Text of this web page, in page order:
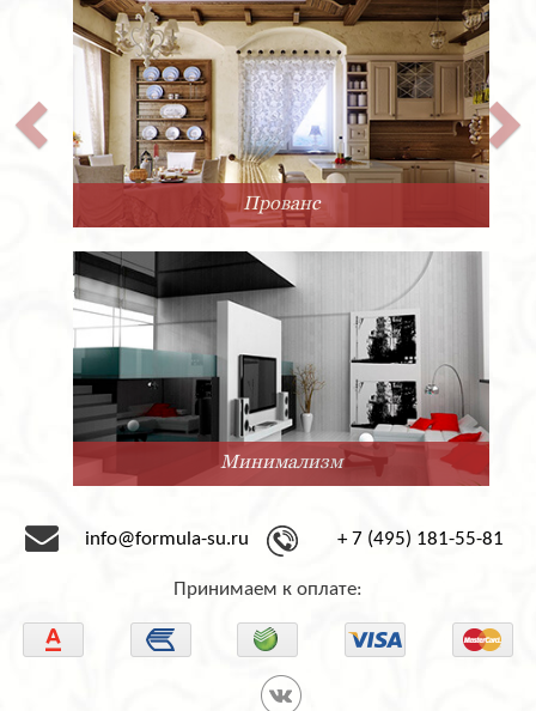
Прованс
Минимализм
info@formula-su.ru + 7 (495) 181-55-81
Принимаем к оплате: